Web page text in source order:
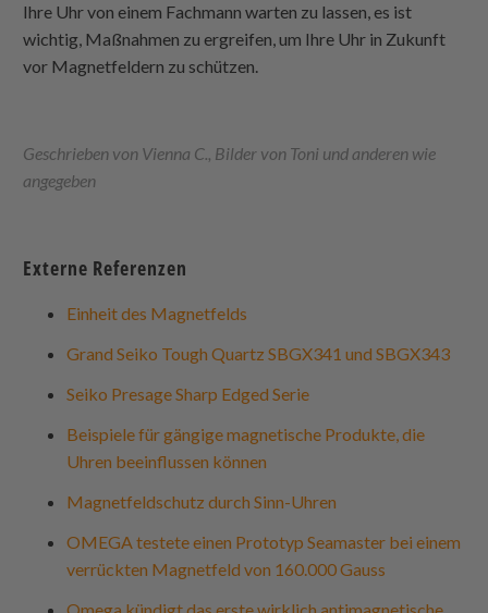
Ihre Uhr von einem Fachmann warten zu lassen, es ist
wichtig, Maßnahmen zu ergreifen, um Ihre Uhr in Zukunft
vor Magnetfeldern zu schützen.
Geschrieben von Vienna C., Bilder von Toni und anderen wie
angegeben
Externe Referenzen
Einheit des Magnetfelds
Grand Seiko Tough Quartz SBGX341 und SBGX343
Seiko Presage Sharp Edged Serie
Beispiele für gängige magnetische Produkte, die
Uhren beeinflussen können
Magnetfeldschutz durch Sinn-Uhren
OMEGA testete einen Prototyp Seamaster bei einem
verrückten Magnetfeld von 160.000 Gauss